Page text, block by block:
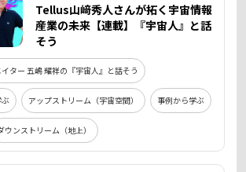
Tellus山﨑秀人さんが拓く宇宙情報
産業の未来【連載】『宇宙人』と話
そう
ター 五嶋 耀祥の『宇宙人』と話そう
アップストリーム（宇宙空間） 事例から学ぶ
ウンストリーム（地上）